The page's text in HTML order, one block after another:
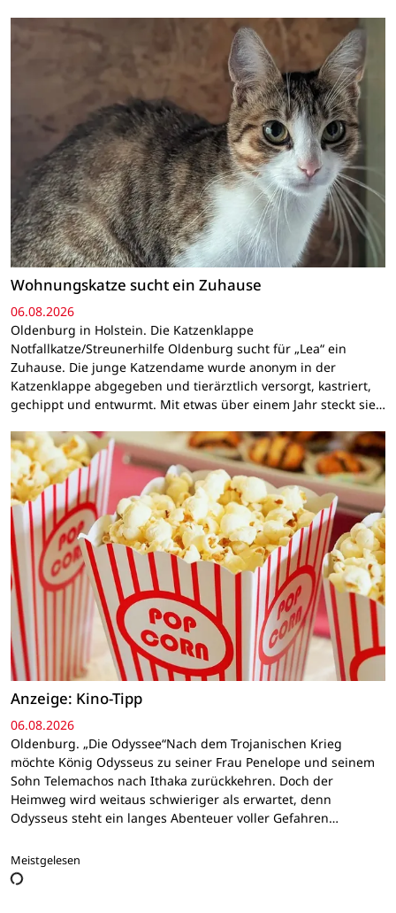
Wohnungskatze sucht ein Zuhause
06.08.2026
Oldenburg in Holstein. Die Katzenklappe
Notfallkatze/Streunerhilfe Oldenburg sucht für „Lea“ ein
Zuhause. Die junge Katzendame wurde anonym in der
Katzenklappe abgegeben und tierärztlich versorgt, kastriert,
gechippt und entwurmt. Mit etwas über einem Jahr steckt sie…
Anzeige: Kino-Tipp
06.08.2026
Oldenburg. „Die Odyssee“Nach dem Trojanischen Krieg
möchte König Odysseus zu seiner Frau Penelope und seinem
Sohn Telemachos nach Ithaka zurückkehren. Doch der
Heimweg wird weitaus schwieriger als erwartet, denn
Odysseus steht ein langes Abenteuer voller Gefahren…
Meistgelesen